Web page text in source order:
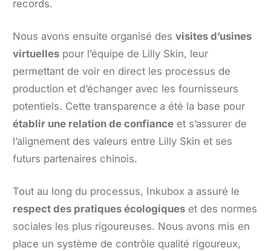
records.
Nous avons ensuite organisé desvisites d’usines
virtuelles pour l’équipe de Lilly Skin, leur
permettant de voir en direct les processus de
production et d’échanger avec les fournisseurs
potentiels. Cette transparence a été la base pour
établir une relation de confiance et s’assurer de
l’alignement des valeurs entre Lilly Skin et ses
futurs partenaires chinois.
Tout au long du processus, Inkubox a assuré le
respect des pratiques écologiques et des normes
sociales les plus rigoureuses. Nous avons mis en
place un système de contrôle qualité rigoureux,